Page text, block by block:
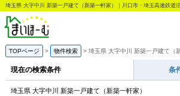
TOPページ 物件検索 埼玉県 大字中川 新築一戸建て（
現在の検索条件 条
埼玉県 大字中川 新築一戸建て（新築一軒家）